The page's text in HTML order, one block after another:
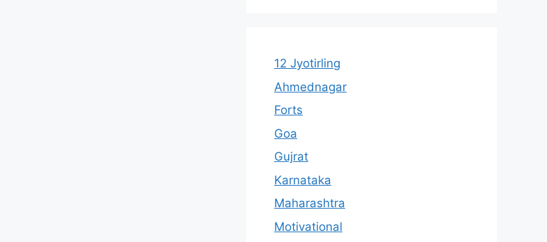
12 Jyotirling
Ahmednagar
Forts
Goa
Gujrat
Karnataka
Maharashtra
Motivational